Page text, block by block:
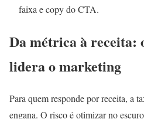
faixa e copy do CTA.
Da métrica à receita:
lidera o marketing
Para quem responde por receita, a
engana. O risco é otimizar no